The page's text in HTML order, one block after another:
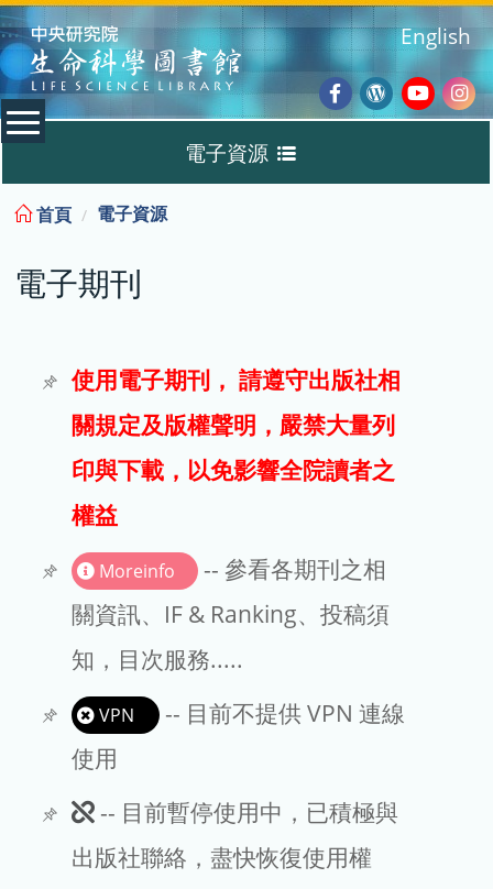
:::
Facebook
Wordpress
English
電子資源
電子期刊
試用
文章處理費
EndNote
首頁 電子資源
電子期刊
使用電子期刊， 請遵守出版社相
關規定及版權聲明，嚴禁大量列
印與下載，以免影響全院讀者之
權益
Moreinfo
-- 參看各期刊之相
關資訊、IF & Ranking、投稿須
知，目次服務.....
VPN
-- 目前不提供 VPN 連線
使用
此
期
-- 目前暫停使用中，已積極與
出版社聯絡，盡快恢復使用權